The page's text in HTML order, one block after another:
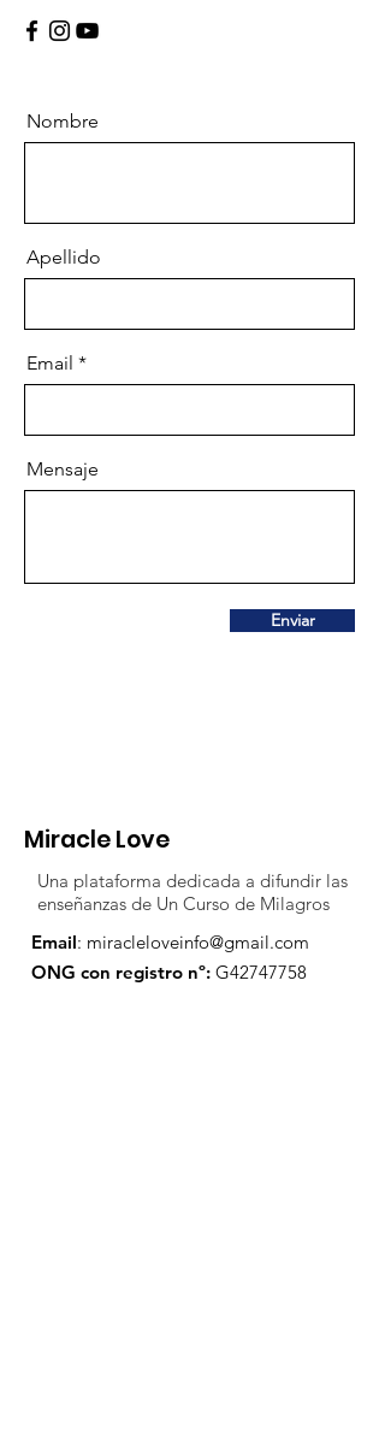
Nombre
Apellido
Email
Mensaje
Enviar
Miracle Love
Una plataforma dedicada a difundir las
enseñanzas de Un Curso de Milagros
Email: miracleloveinfo@gmail.com
ONG con registro nº: G42747758